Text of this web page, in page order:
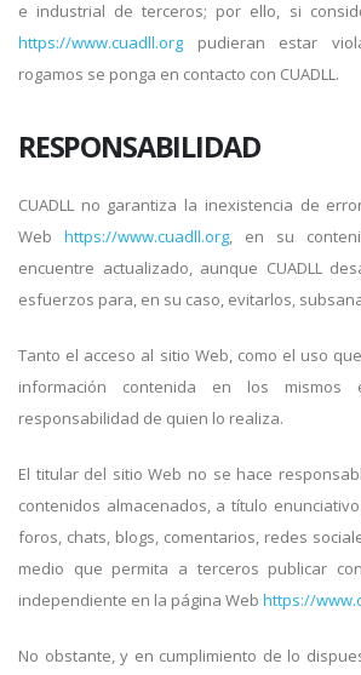
e industrial de terceros; por ello, si
https://www.cuadll.org pudieran estar
rogamos se ponga en contacto con CUADLL.
RESPONSABILIDAD
CUADLL no garantiza la inexistencia de
Web https://www.cuadll.org, en su
encuentre actualizado, aunque CUADLL
esfuerzos para, en su caso, evitarlos,
Tanto el acceso al sitio Web, como el uso
información contenida en los
responsabilidad de quien lo realiza.
El titular del sitio Web no se hace
contenidos almacenados, a título
foros, chats, blogs, comentarios, redes
medio que permita a terceros publicar
independiente en la página Web https://
No obstante, y en cumplimiento de lo